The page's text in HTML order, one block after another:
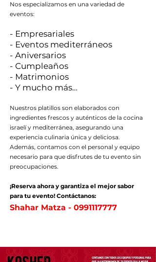
Nos especializamos en una variedad de
eventos:
- Empresariales
- Eventos mediterráneos
- Aniversarios
- Cumpleaños
- Matrimonios
- Y mucho más…
Nuestros platillos son elaborados con
ingredientes frescos y auténticos de la cocina
israelí y mediterránea, asegurando una
experiencia culinaria única y deliciosa.
Además, contamos con el personal y equipo
necesario para que disfrutes de tu evento sin
preocupaciones.
¡Reserva ahora y garantiza el mejor sabor
para tu evento! Contáctanos:
Shahar Matza - 0991117777